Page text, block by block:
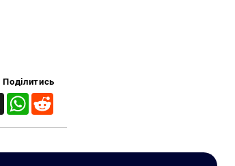
Поділитись
X WhatsApp